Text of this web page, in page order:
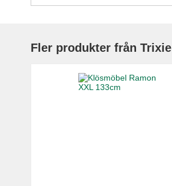
Fler produkter från Trixie